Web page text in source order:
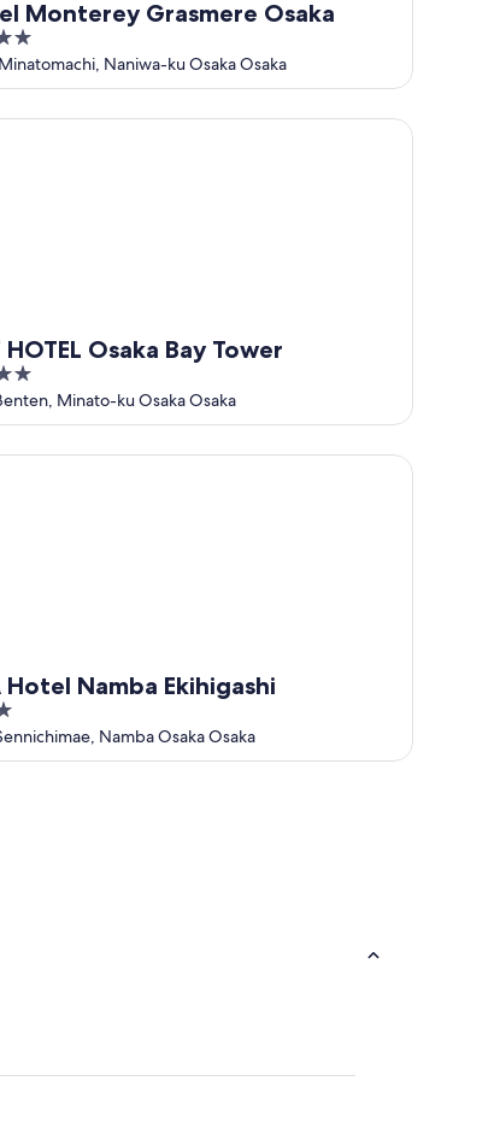
Monterey Grasmere Osaka
Naniwa-ku Osaka Osaka
HOTEL Osaka Bay Tower
Minato-ku Osaka Osaka
Osaka Bay Tower
Hotel Namba Ekihigashi
Namba Osaka Osaka
Namba Ekihigashi